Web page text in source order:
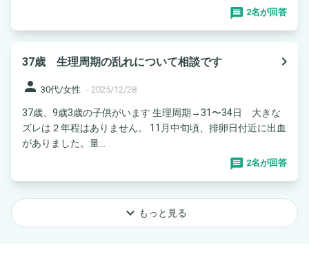
2名が回答
37歳 生理周期の乱れについて相談です
navigate_next
person 30代/女性 - 2025/12/28
37歳、9歳3歳の子供がいます 生理周期→31〜34日 大きな
ズレは２年程はありません。 11月中旬頃、排卵日付近に出血
がありました。量...
2名が回答
keyboard_arrow_down もっと見る